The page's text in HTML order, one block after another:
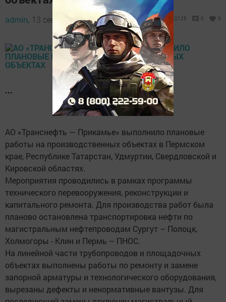
admin, 13 сентября 2021 - 14:45 2125 0 0
...
АО «Транснефть — Прикамье» выполнило плановые
работы на производственных объектах в Пермском
крае, Республике Татарстан, Удмуртии, Свердловской и
Кировской областях.
Мероприятия проводились в рамках программы
технического перевооружения, реконструкции и
капитального ремонта. Для производства работ была
планово остановлена транспортировка нефти по
магистральным нефтепроводам Сургут – Полоцк,
Холмогоры - Клин и Пермь – ПНОС.
На линейной части трубопроводов и площадочных
объектах выполнены работы по ремонту и замене
запорной арматуры и технологического оборудования,
вырезаны дефекты и ненормативные вантузы. Для